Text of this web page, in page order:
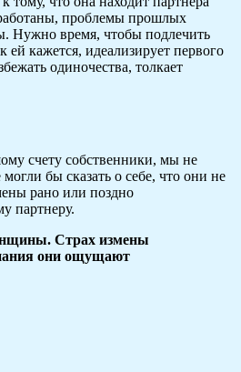
проблемы прошлых
Нужно время, чтобы подлечить
ей кажется, идеализирует первого
одиночества, толкает
счету собственники, мы не
бы сказать о себе, что они не
рано или поздно
партнеру.
Страх измены
они ощущают